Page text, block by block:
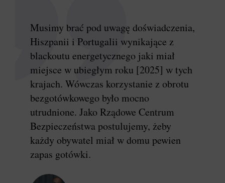
Musimy brać pod uwagę doświadczenia,
Hiszpanii i Portugalii wynikające z
blackoutu energetycznego jaki miał
miejsce w ubiegłym roku [2025] w tych
krajach. Wówczas korzystanie z obrotu
bezgotówkowego było mocno
utrudnione. Jako Rządowe Centrum
Bezpieczeństwa postulujemy, żeby
każdy obywatel miał w domu pewien
zapas gotówki.